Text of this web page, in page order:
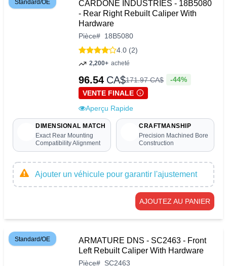
Standard/OE
CARDONE INDUSTRIES - 18B5080
- Rear Right Rebuilt Caliper With
Hardware
Pièce# 18B5080
4.0 (2)
2,200+ acheté
96.54 CA$171.97CA$
-44%
VENTE FINALE
Aperçu Rapide
DIMENSIONAL MATCH
Exact Rear Mounting
Compatibility Alignment
CRAFTMANSHIP
Precision Machined Bore
Construction
Ajouter un véhicule pour garantir l'ajustement
AJOUTEZ AU PANIER
Standard/OE
ARMATURE DNS - SC2463 - Front
Left Rebuilt Caliper With Hardware
Pièce# SC2463